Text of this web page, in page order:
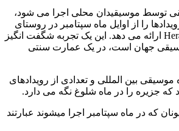
توسط موسیقیدان محلی اجرا می شود،
را از اوایل ماه سپتامبر در روستای
Houdetsi، جنوب Heraklion ارائه می دهد. این یک تجربه شگفت انگیز
جهان است، در یک عمارت سنتی
موسیقی بین المللی و تعدادی از رویدادهای
که جزیره را در ماه شلوغ نگه می دارد.
که در ماه سپتامبر اجرا میشوند عبارتند